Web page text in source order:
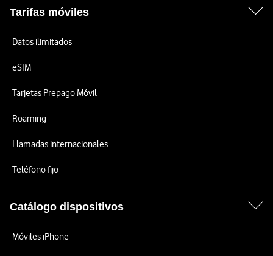
Tarifas móviles
Datos ilimitados
eSIM
Tarjetas Prepago Móvil
Roaming
Llamadas internacionales
Teléfono fijo
Catálogo dispositivos
Móviles iPhone